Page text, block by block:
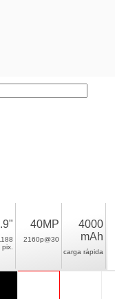
pix.
40MP
2160p@30
4000
mAh
carga rápida